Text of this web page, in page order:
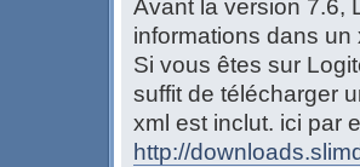
Avant la version 7.6,
informations dans un
Si vous êtes sur
suffit de télécharger
xml est inclut. ici par
http://